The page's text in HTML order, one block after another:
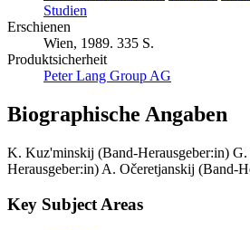
Studien
Erschienen
Wien, 1989. 335 S.
Produktsicherheit
Peter Lang Group AG
Biographische Angaben
K. Kuz'minskij (Band-Herausgeber:in) G.
Herausgeber:in) A. Očeretjanskij (Band-
Key Subject Areas